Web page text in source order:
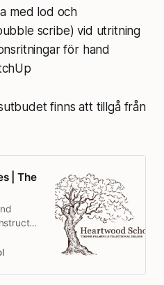
med lod och
scribe) vid utritning
för hand
finns att tillgå från
| The